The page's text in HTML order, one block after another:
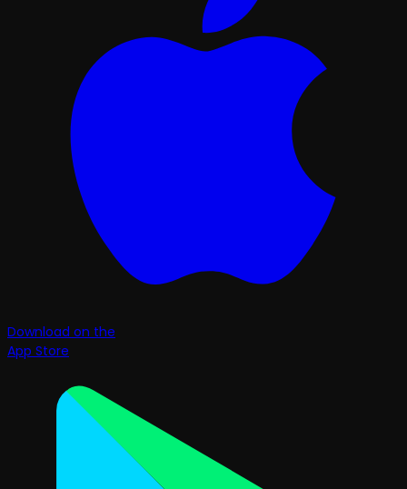
Download on the
App Store